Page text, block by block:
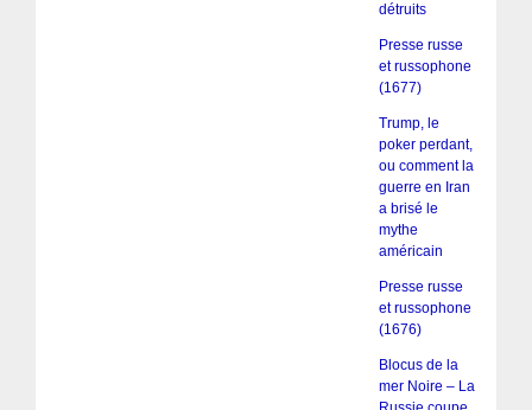
détruits
Presse russe
et russophone
(1677)
Trump, le
poker perdant,
ou comment la
guerre en Iran
a brisé le
mythe
américain
Presse russe
et russophone
(1676)
Blocus de la
mer Noire – La